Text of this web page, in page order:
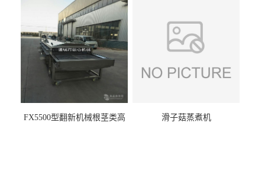
FX5500型翻新机械根茎类高
滑子菇蒸煮机